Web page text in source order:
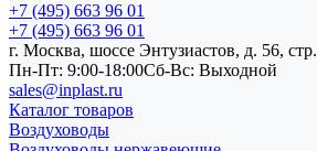
+7 (495) 663 96 01
+7 (495) 663 96 01
г. Москва, шоссе Энтузиастов, д. 56,
Пн-Пт: 9:00-18:00Cб-Вс: Выходной
sales@inplast.ru
Каталог товаров
Воздуховоды